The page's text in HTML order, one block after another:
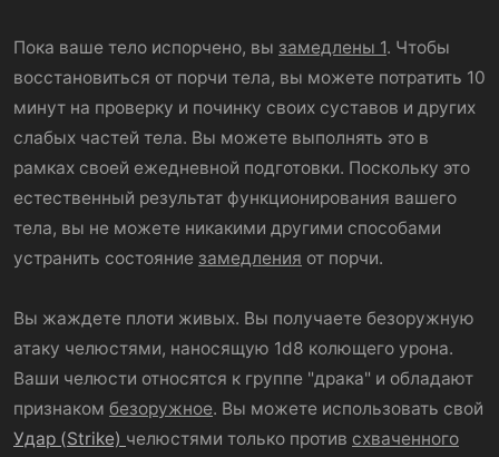
Пока ваше тело испорчено, вы замедлены 1. Чтобы
восстановиться от порчи тела, вы можете потратить 10
минут на проверку и починку своих суставов и других
слабых частей тела. Вы можете выполнять это в
рамках своей ежедневной подготовки. Поскольку это
естественный результат функционирования вашего
тела, вы не можете никакими другими способами
устранить состояние замедления от порчи.
Вы жаждете плоти живых. Вы получаете безоружную
атаку челюстями, наносящую 1d8 колющего урона.
Ваши челюсти относятся к группе "драка" и обладают
признаком безоружное. Вы можете использовать свой
Удар (Strike) челюстями только против схваченного